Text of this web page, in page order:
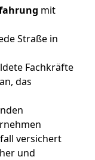
mit
Straße in
Fachkräfte
an, das
versichert
und